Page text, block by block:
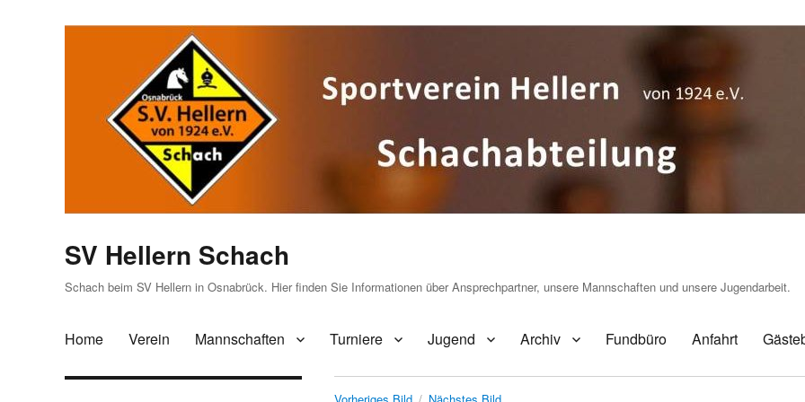
SV Hellern Schach
Schach beim SV Hellern in Osnabrück. Hier finden Sie Informationen über Ansprechpartner, unsere Mannschaften und unsere Jugendarbeit.
Home Verein Mannschaften Turniere Jugend Archiv Fundbüro Anfahrt